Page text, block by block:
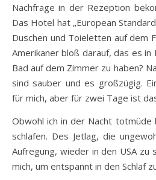
Nachfrage in der Rezeption
Das Hotel hat „European
Duschen und Toieletten auf dem
Amerikaner bloß darauf, das es in
Bad auf dem Zimmer zu haben?
sind sauber und es großzügig.
für mich, aber für zwei Tage ist
Obwohl ich in der Nacht totmüde
schlafen. Des Jetlag, die
Aufregung, wieder in den USA zu
mich, um entspannt in den Schlaf